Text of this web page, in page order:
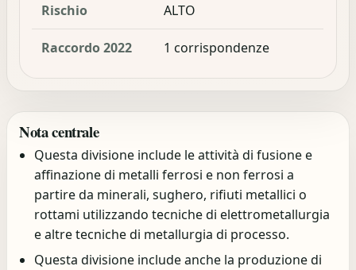
Rischio ALTO
Raccordo 2022 1 corrispondenze
Nota centrale
Questa divisione include le attività di fusione e
affinazione di metalli ferrosi e non ferrosi a
partire da minerali, sughero, rifiuti metallici o
rottami utilizzando tecniche di elettrometallurgia
e altre tecniche di metallurgia di processo.
Questa divisione include anche la produzione di